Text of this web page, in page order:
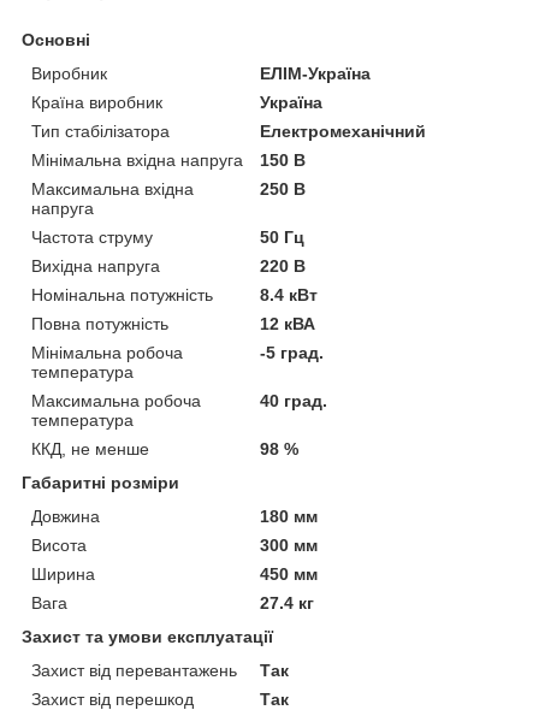
Основні
Виробник
ЕЛІМ-Україна
Країна виробник
Україна
Тип стабілізатора
Електромеханічний
Мінімальна вхідна напруга
150 В
Максимальна вхідна
напруга
250 В
Частота струму
50 Гц
Вихідна напруга
220 В
Номінальна потужність
8.4 кВт
Повна потужність
12 кВА
Мінімальна робоча
температура
-5 град.
Максимальна робоча
температура
40 град.
ККД, не менше
98 %
Габаритні розміри
Довжина
180 мм
Висота
300 мм
Ширина
450 мм
Вага
27.4 кг
Захист та умови експлуатації
Захист від перевантажень
Так
Захист від перешкод
Так